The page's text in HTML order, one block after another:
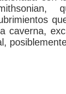
caverna,